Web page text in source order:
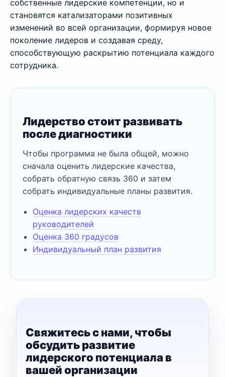
собственные лидерские компетенции, но и
становятся катализаторами позитивных
изменений во всей организации, формируя новое
поколение лидеров и создавая среду,
способствующую раскрытию потенциала каждого
сотрудника.
Лидерство стоит развивать
после диагностики
Чтобы программа не была общей, можно
сначала оценить лидерские качества,
собрать обратную связь 360 и затем
собрать индивидуальные планы развития.
Оценка лидерских качеств
руководителей
Оценка 360 градусов
Индивидуальный план развития
Свяжитесь с нами, чтобы
обсудить развитие
лидерского потенциала в
вашей организации